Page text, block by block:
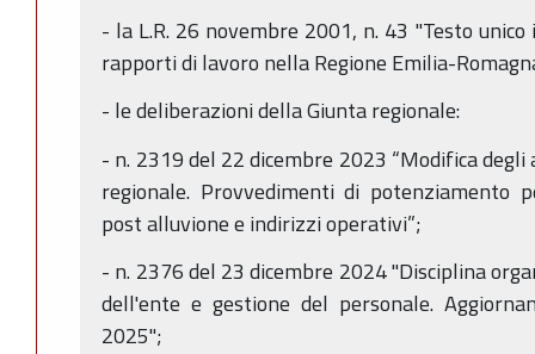
- la L.R. 26 novembre 2001, n. 43 "Testo
rapporti di lavoro nella Regione Emilia-
- le deliberazioni della Giunta regionale:
- n. 2319 del 22 dicembre 2023 “Modifica
regionale. Provvedimenti di
post alluvione e indirizzi operativi”;
- n. 2376 del 23 dicembre 2024 "Disciplina
dell'ente e gestione del personale.
2025";